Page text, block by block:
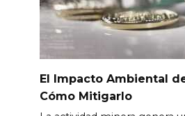
El Impacto Ambiental
Cómo Mitigarlo